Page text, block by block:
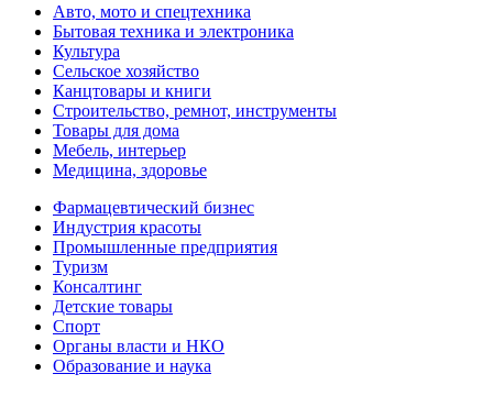
Авто, мото и спецтехника
Бытовая техника и электроника
Культура
Сельское хозяйство
Канцтовары и книги
Строительство, ремнот, инструменты
Товары для дома
Мебель, интерьер
Медицина, здоровье
Фармацевтический бизнес
Индустрия красоты
Промышленные предприятия
Туризм
Консалтинг
Детские товары
Спорт
Органы власти и НКО
Образование и наука